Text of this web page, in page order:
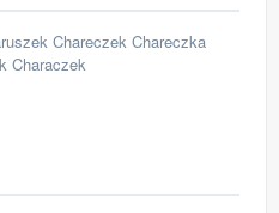
Chareczek Chareczka
Characzek